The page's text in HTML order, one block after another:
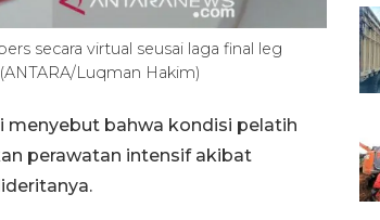
secara virtual seusai laga final leg
Luqman Hakim)
menyebut bahwa kondisi pelatih
perawatan intensif akibat